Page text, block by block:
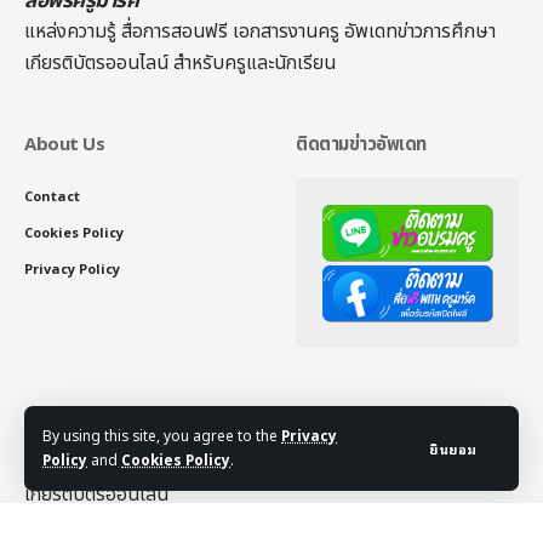
By using this site, you agree to the Privacy
Policy and Cookies Policy.
ยินยอม
แหล่งความรู้ สื่อการสอนฟรี เอกสารงานครู อัพเดทข่าวการศึกษา
เกียรติบัตรออนไลน์สำหรับครูและนักเรียน
About Us
Contact
Cookies Policy
Privacy Policy
ติดตามข่าวอัพเดท
เว็บไซต์พันธมิตร
เกียรติบัตรออนไลน์